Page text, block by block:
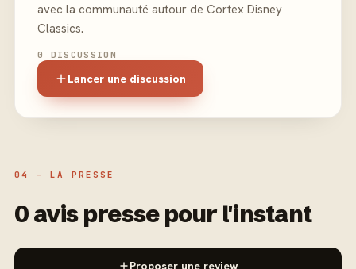
avec la communauté autour de Cortex Disney
Classics.
0 DISCUSSION
Lancer une discussion
04 - LA PRESSE
0 avis presse pour l'instant
Proposer une review